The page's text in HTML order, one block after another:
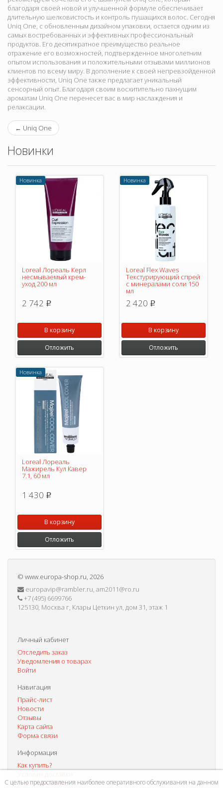
благодаря своей новой и улучшенной формуле обеспечивает
длительную шелковистость и контроль пушащихся волос. Сегодня
Uniq One, с обновленным дизайном упаковки, остается одним из
самых востребованных и эффективных профессиональный
продуктов. Его десятикратное преимущество реальное
отражение его возможностей, подтвержденное многолетним
опытом использования и положительными отзывами миллионов
клиентов по всему миру. В дополнение к своей непревзойденной
эффективности, Uniq One также предлагает уникальный
сенсорный опыт. Благодаря своим восхитительно пахнущим
ароматам Uniq One перенесет вас в мир наслаждения и
релаксации.
← Uniq One
Новинки
Новинка
Loreal Лореаль Керл
несмываемый крем-
уход 200 мл
2 742 p
В корзину
Отложить
Новинка
Loreal Flex Waves
Текстурирующий спрей
с минералами соли 150
мл
2 420 p
В корзину
Отложить
Новинка
Loreal Лореаль
Мажирель Кул Кавер
7.1, 60 мл
1 430 p
В корзину
Отложить
© www.europa-shop.ru, 2026
europavip@rambler.ru, am2011@ro.ru
+7 (495) 6699766
125130, Москва г, Клары Цеткин ул, дом 31, этаж 1
Личный кабинет
Отследить заказ
Уведомления о товарах
Войти
Навигация
Прайс-лист
Новости
Отзывы
Карта сайта
Форма связи
Информация
Как купить?
Способы оплаты
С целью предоставления наиболее оперативного обслуживания на данном